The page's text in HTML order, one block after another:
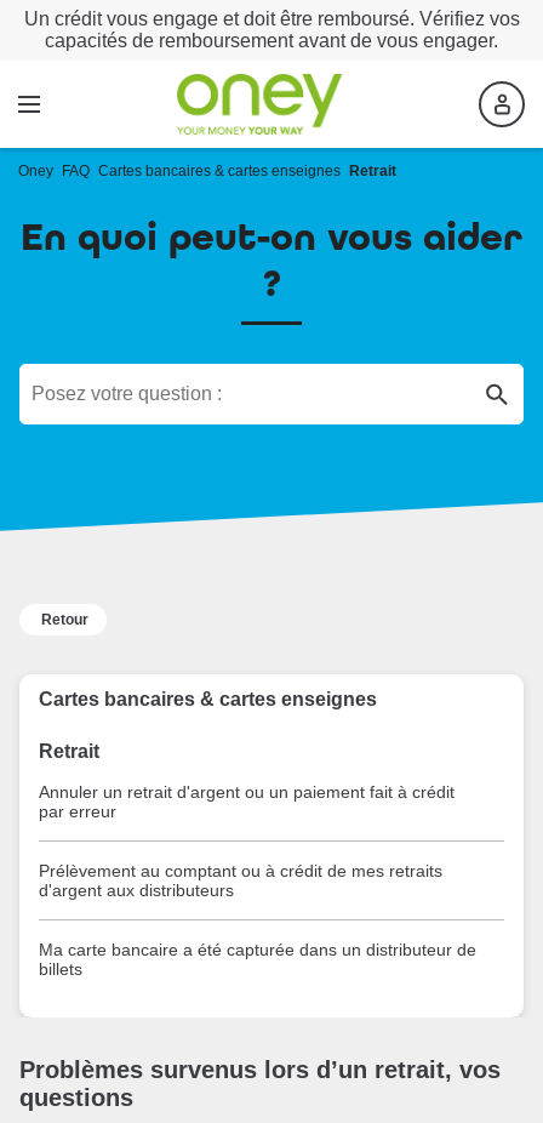
Un crédit vous engage et doit être remboursé. Vérifiez vos
capacités de remboursement avant de vous engager.
Oney FAQ Cartes bancaires & cartes enseignes Retrait
En quoi peut-on vous aider
?
Retour
Cartes bancaires & cartes enseignes
Retrait
Annuler un retrait d'argent ou un paiement fait à crédit
par erreur
Prélèvement au comptant ou à crédit de mes retraits
d'argent aux distributeurs
Ma carte bancaire a été capturée dans un distributeur de
billets
Problèmes survenus lors d’un retrait, vos
questions